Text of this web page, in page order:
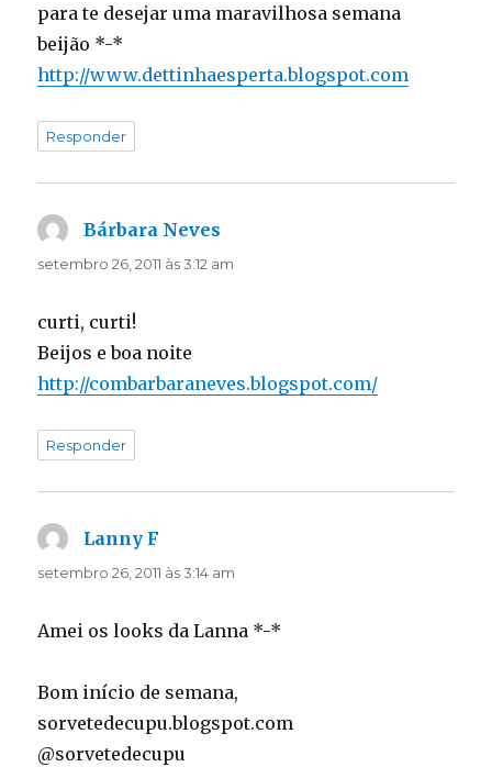
para te desejar uma maravilhosa semana
beijão *-*
http://www.dettinhaesperta.blogspot.com
Responder
Bárbara Neves
setembro 26, 2011 às 3:12 am
curti, curti!
Beijos e boa noite
http://combarbaraneves.blogspot.com/
Responder
Lanny F
setembro 26, 2011 às 3:14 am
Amei os looks da Lanna *-*
Bom início de semana,
sorvetedecupu.blogspot.com
@sorvetedecupu